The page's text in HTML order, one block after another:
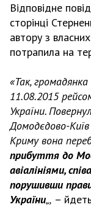
Відповідне
сторінці
автору з
потрапила на
«Так,
11.08.2015
України.
Домодєдово-
Криму вона
прибуття до
авіалініями,
порушивши
України„, –